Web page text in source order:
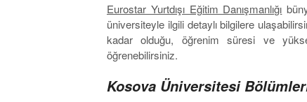
Eurostar Yurtdışı Eğitim Danışmanlığı
üniversiteyle ilgili detaylı bilgilere
kadar olduğu, öğrenim süresi ve
öğrenebilirsiniz.
Kosova Üniversitesi